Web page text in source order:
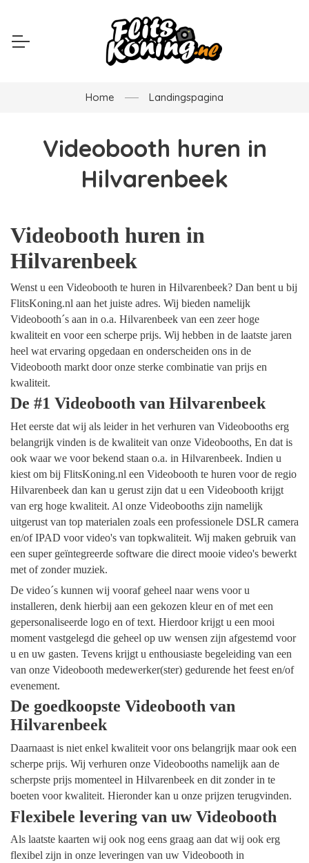
Home Landingspagina
Videobooth huren in
Hilvarenbeek
Videobooth huren in
Hilvarenbeek
Wenst u een Videobooth te huren in Hilvarenbeek? Dan bent u bij
FlitsKoning.nl aan het juiste adres. Wij bieden namelijk
Videobooth´s aan in o.a. Hilvarenbeek van een zeer hoge
kwaliteit en voor een scherpe prijs. Wij hebben in de laatste jaren
heel wat ervaring opgedaan en onderscheiden ons in de
Videobooth markt door onze sterke combinatie van prijs en
kwaliteit.
De #1 Videobooth van Hilvarenbeek
Het eerste dat wij als leider in het verhuren van Videobooths erg
belangrijk vinden is de kwaliteit van onze Videobooths, En dat is
ook waar we voor bekend staan o.a. in Hilvarenbeek. Indien u
kiest om bij FlitsKoning.nl een Videobooth te huren voor de regio
Hilvarenbeek dan kan u gerust zijn dat u een Videobooth krijgt
van erg hoge kwaliteit. Al onze Videobooths zijn namelijk
uitgerust van top materialen zoals een professionele DSLR camera
en/of IPAD voor video's van topkwaliteit. Wij maken gebruik van
een super geïntegreerde software die direct mooie video's bewerkt
met of zonder muziek.
De video´s kunnen wij vooraf geheel naar wens voor u
installeren, denk hierbij aan een gekozen kleur en of met een
gepersonaliseerde logo en of text. Hierdoor krijgt u een mooi
moment vastgelegd die geheel op uw wensen zijn afgestemd voor
u en uw gasten. Tevens krijgt u enthousiaste begeleiding van een
van onze Videobooth medewerker(ster) gedurende het feest en/of
evenement.
De goedkoopste Videobooth van
Hilvarenbeek
Daarnaast is niet enkel kwaliteit voor ons belangrijk maar ook een
scherpe prijs. Wij verhuren onze Videobooths namelijk aan de
scherpste prijs momenteel in Hilvarenbeek en dit zonder in te
boeten voor kwaliteit. Hieronder kan u onze prijzen terugvinden.
Flexibele levering van uw Videobooth
Als laatste kaarten wij ook nog eens graag aan dat wij ook erg
flexibel zijn in onze leveringen van uw Videobooth in